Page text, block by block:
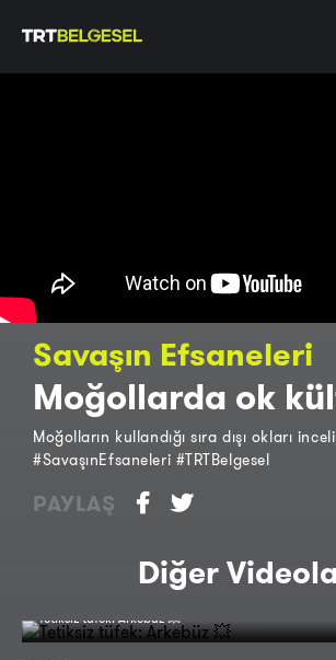
Savaşın Efsaneleri
Moğollarda ok
Moğolların kullandığı sıra dışı okları
#SavaşınEfsaneleri #TRTBelgesel
PAYLAŞ
Diğer
Tetiksiz tüfek: Arkebüz 💥